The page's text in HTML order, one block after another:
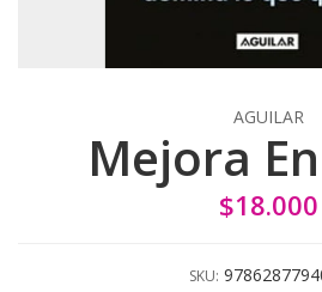
AGUILAR
Mejora
$18.000
SKU: